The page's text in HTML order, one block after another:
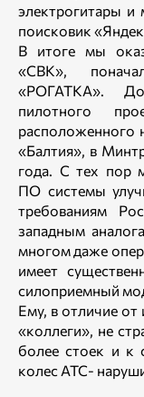
электрогитары и
поисковик
В итоге мы
«СВК»,
«РОГАТКА».
пилотного
расположенного
«Балтия», в
года. С тех пор
ПО системы
требованиям
западным
многом даже
имеет
силоприемный
Ему, в отличие
«коллеги», не
более стоек и к
колес АТС-